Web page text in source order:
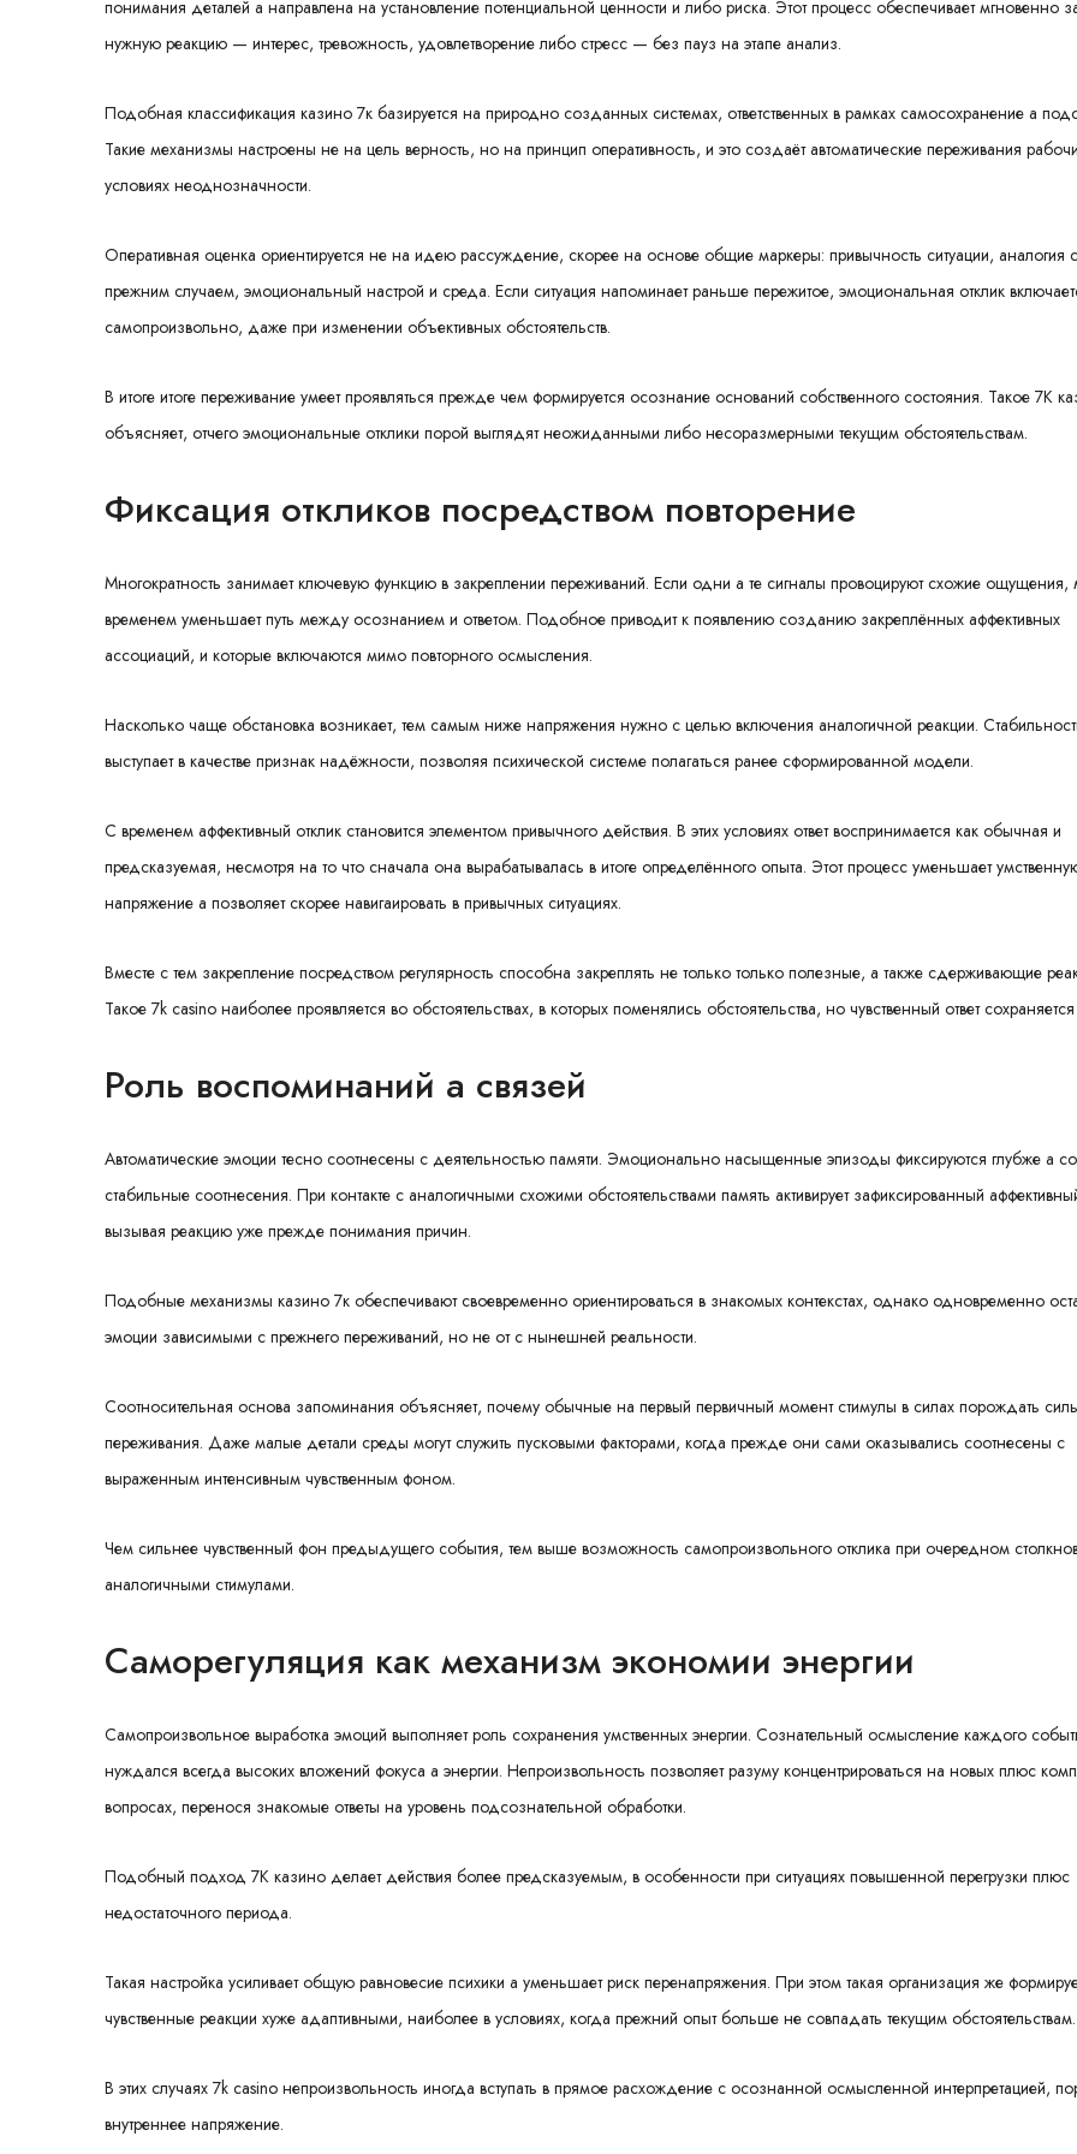
понимания деталей а направлена на установление потенциальной ценности и либо риска. Этот процесс обеспечивает мгновенно
нужную реакцию — интерес, тревожность, удовлетворение либо стресс — без пауз на этапе анализ.
Подобная классификация казино 7к базируется на природно созданных системах, ответственных в рамках самосохранение а
Такие механизмы настроены не на цель верность, но на принцип оперативность, и это создаёт автоматические переживания
условиях неоднозначности.
Оперативная оценка ориентируется не на идею рассуждение, скорее на основе общие маркеры: привычность ситуации, аналогия
прежним случаем, эмоциональный настрой и среда. Если ситуация напоминает раньше пережитое, эмоциональная отклик
самопроизвольно, даже при изменении объективных обстоятельств.
В итоге итоге переживание умеет проявляться прежде чем формируется осознание оснований собственного состояния. Такое 7К
объясняет, отчего эмоциональные отклики порой выглядят неожиданными либо несоразмерными текущим обстоятельствам.
Фиксация откликов посредством повторение
Многократность занимает ключевую функцию в закреплении переживаний. Если одни а те сигналы провоцируют схожие ощущения,
временем уменьшает путь между осознанием и ответом. Подобное приводит к появлению созданию закреплённых аффективных
ассоциаций, и которые включаются мимо повторного осмысления.
Насколько чаще обстановка возникает, тем самым ниже напряжения нужно с целью включения аналогичной реакции.
выступает в качестве признак надёжности, позволяя психической системе полагаться ранее сформированной модели.
С временем аффективный отклик становится элементом привычного действия. В этих условиях ответ воспринимается как обычная и
предсказуемая, несмотря на то что сначала она вырабатывалась в итоге определённого опыта. Этот процесс уменьшает
напряжение а позволяет скорее навигаировать в привычных ситуациях.
Вместе с тем закрепление посредством регулярность способна закреплять не только только полезные, а также сдерживающие
Такое 7k casino наиболее проявляется во обстоятельствах, в которых поменялись обстоятельства, но чувственный ответ
Роль воспоминаний а связей
Автоматические эмоции тесно соотнесены с деятельностью памяти. Эмоционально насыщенные эпизоды фиксируются глубже а
стабильные соотнесения. При контакте с аналогичными схожими обстоятельствами память активирует зафиксированный
вызывая реакцию уже прежде понимания причин.
Подобные механизмы казино 7к обеспечивают своевременно ориентироваться в знакомых контекстах, однако одновременно
эмоции зависимыми с прежнего переживаний, но не от с нынешней реальности.
Соотносительная основа запоминания объясняет, почему обычные на первый первичный момент стимулы в силах порождать
переживания. Даже малые детали среды могут служить пусковыми факторами, когда прежде они сами оказывались соотнесены с
выраженным интенсивным чувственным фоном.
Чем сильнее чувственный фон предыдущего события, тем выше возможность самопроизвольного отклика при очередном
аналогичными стимулами.
Саморегуляция как механизм экономии энергии
Самопроизвольное выработка эмоций выполняет роль сохранения умственных энергии. Сознательный осмысление каждого
нуждался всегда высоких вложений фокуса а энергии. Непроизвольность позволяет разуму концентрироваться на новых плюс
вопросах, перенося знакомые ответы на уровень подсознательной обработки.
Подобный подход 7К казино делает действия более предсказуемым, в особенности при ситуациях повышенной перегрузки плюс
недостаточного периода.
Такая настройка усиливает общую равновесие психики а уменьшает риск перенапряжения. При этом такая организация же
чувственные реакции хуже адаптивными, наиболее в условиях, когда прежний опыт больше не совпадать текущим обстоятельствам.
В этих случаях 7k casino непроизвольность иногда вступать в прямое расхождение с осознанной осмысленной интерпретацией,
внутреннее напряжение.